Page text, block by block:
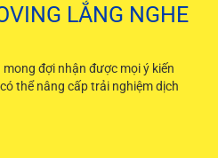
LẮNG NGHE
đợi nhận được mọi ý kiến
thể nâng cấp trải nghiệm dịch